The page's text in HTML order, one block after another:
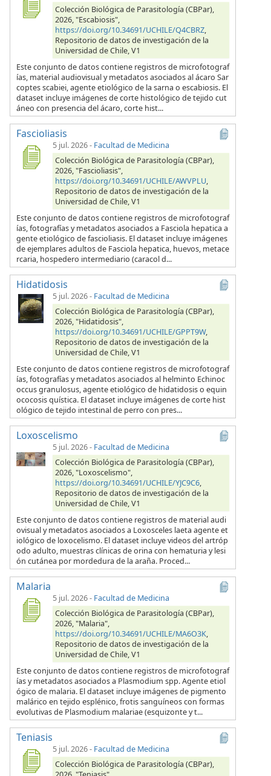
Colección Biológica de Parasitología (CBPar),
2026, "Escabiosis",
https://doi.org/10.34691/UCHILE/Q4CBRZ,
Repositorio de datos de investigación de la
Universidad de Chile, V1
Este conjunto de datos contiene registros de microfotograf
ías, material audiovisual y metadatos asociados al ácaro Sar
coptes scabiei, agente etiológico de la sarna o escabiosis. El
dataset incluye imágenes de corte histológico de tejido cut
áneo con presencia del ácaro, corte hist...
Fascioliasis
5 jul. 2026- Facultad de Medicina
Colección Biológica de Parasitología (CBPar),
2026, "Fascioliasis",
https://doi.org/10.34691/UCHILE/AWVPLU,
Repositorio de datos de investigación de la
Universidad de Chile, V1
Este conjunto de datos contiene registros de microfotograf
ías, fotografías y metadatos asociados a Fasciola hepatica a
gente etiológico de fascioliasis. El dataset incluye imágenes
de ejemplares adultos de Fasciola hepatica, huevos, metace
rcaria, hospedero intermediario (caracol d...
Hidatidosis
5 jul. 2026- Facultad de Medicina
Colección Biológica de Parasitología (CBPar),
2026, "Hidatidosis",
https://doi.org/10.34691/UCHILE/GPPT9W,
Repositorio de datos de investigación de la
Universidad de Chile, V1
Este conjunto de datos contiene registros de microfotograf
ías, fotografías y metadatos asociados al helminto Echinoc
occus granulosus, agente etiológico de hidatidosis o equin
ococosis quística. El dataset incluye imágenes de corte hist
ológico de tejido intestinal de perro con pres...
Loxoscelismo
5 jul. 2026- Facultad de Medicina
Colección Biológica de Parasitología (CBPar),
2026, "Loxoscelismo",
https://doi.org/10.34691/UCHILE/YJC9C6,
Repositorio de datos de investigación de la
Universidad de Chile, V1
Este conjunto de datos contiene registros de material audi
ovisual y metadatos asociados a Loxosceles laeta agente et
iológico de loxocelismo. El dataset incluye videos del artróp
odo adulto, muestras clínicas de orina con hematuria y lesi
ón cutánea por mordedura de la araña. Proced...
Malaria
5 jul. 2026- Facultad de Medicina
Colección Biológica de Parasitología (CBPar),
2026, "Malaria",
https://doi.org/10.34691/UCHILE/MA6O3K,
Repositorio de datos de investigación de la
Universidad de Chile, V1
Este conjunto de datos contiene registros de microfotograf
ías y metadatos asociados a Plasmodium spp. Agente etiol
ógico de malaria. El dataset incluye imágenes de pigmento
malárico en tejido esplénico, frotis sanguíneos con formas
evolutivas de Plasmodium malariae (esquizonte y t...
Teniasis
5 jul. 2026- Facultad de Medicina
Colección Biológica de Parasitología (CBPar),